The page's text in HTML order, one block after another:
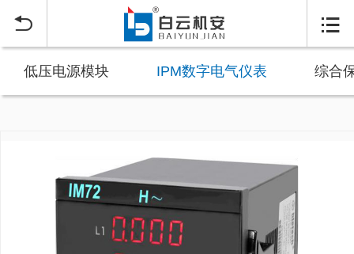
 
低压电源模块 IPM数字电气仪表 综合